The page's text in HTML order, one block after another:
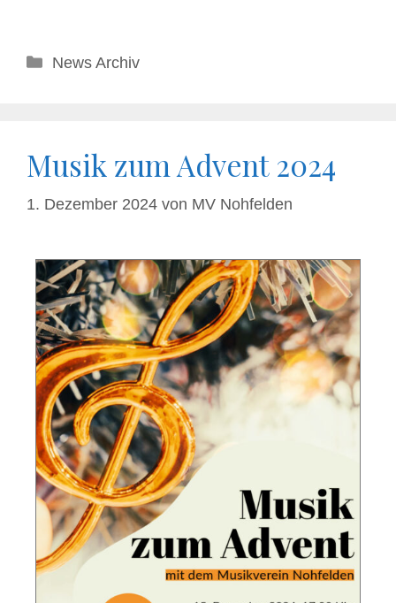
News Archiv
Musik zum Advent 2024
1. Dezember 2024 von MV Nohfelden